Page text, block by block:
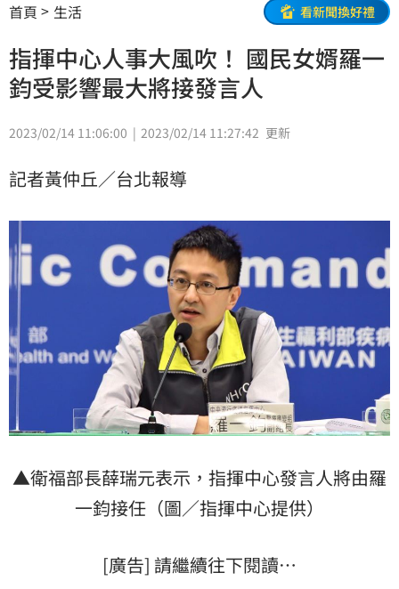
首頁 生活 看新聞換好禮
指揮中心人事大風吹！ 國民女婿羅一
鈞受影響最大將接發言人
2023/02/14 11:06:00 2023/02/14 11:27:42 更新
記者黃仲丘／台北報導
▲衛福部長薛瑞元表示，指揮中心發言人將由羅
一鈞接任（圖／指揮中心提供）
[廣告] 請繼續往下閱讀…